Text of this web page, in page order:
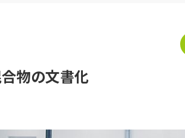
物の文書化